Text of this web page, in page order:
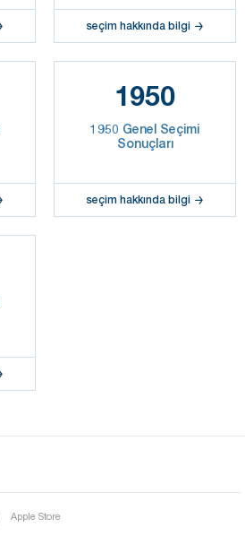
seçim hakkında bilgi
1950
1950 Genel Seçimi
Sonuçları
seçim hakkında bilgi
Apple Store